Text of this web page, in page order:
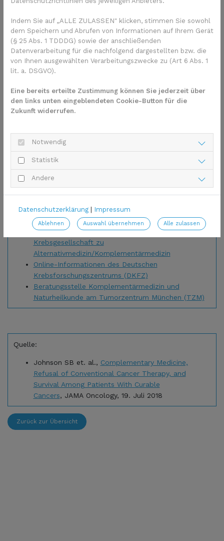
Zurück zur Übersicht
etablierten Krebsbehandlungen zu lindern. In vielen Fällen
sind so sogar erfolgreich, zum Beispiel bei Übelkeit aufgrund
der Chemotherapie oder der lähmenden Müdigkeit – der
Fatigue.
Krebspatienten: Erst informieren,
dann entscheiden!
Die Autoren raten jedenfalls dazu, immer mit Ihrem
gegenüber der Schulmedizin hegen. Außerdem hilft es, sich
über alle Vorteile und Risiken der Alternativmedizin bei Krebs
gut zu informieren –
dann entscheiden Sie gemeinsam mit
Weitere Informationen zur
Komplementärmedizin
Online-Informationen der Deutschen
Krebsgesellschaft zu
Alternativmedizin/Komplementärmedizin
Online-Informationen des Deutschen
Krebsforschungszentrums (DKFZ)
Beratungsstelle Komplementärmedizin und
Naturheilkunde am Tumorzentrum München (TZM)
Quelle:
Johnson SB et. al., Complementary Medicine,
Refusal of Conventional Cancer Therapy, and
Survival Among Patients With Curable
Cancers, JAMA Oncology, 19. Juli 2018
Indem Sie auf „ALLE ZULASSEN" klicken, stimmen Sie sowohl
dem Speichern und Abrufen von Informationen auf Ihrem Gerät
(§ 25 Abs. 1 TDDDG) sowie der anschließenden
Datenverarbeitung für die nachfolgend dargestellten bzw. die
von Ihnen ausgewählten Verarbeitungszwecke zu (Art 6 Abs. 1
lit. a. DSGVO).
Eine bereits erteilte Zustimmung können Sie jederzeit über
den links unten eingeblendeten Cookie-Button für die
Zukunft widerrufen.
Notwendig
Statistik
Andere
Datenschutzerklärung Impressum
Ablehnen Auswahl übernehmen Alle zulassen